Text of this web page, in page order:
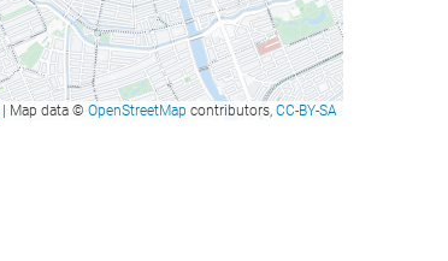
Map data © OpenStreetMap contributors, CC-BY-SA